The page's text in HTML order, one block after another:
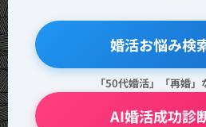
🔍 婚活お悩み検
「50代婚活」「再婚
💖 AI婚活成功診